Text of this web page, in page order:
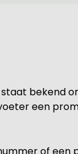
staat bekend
een